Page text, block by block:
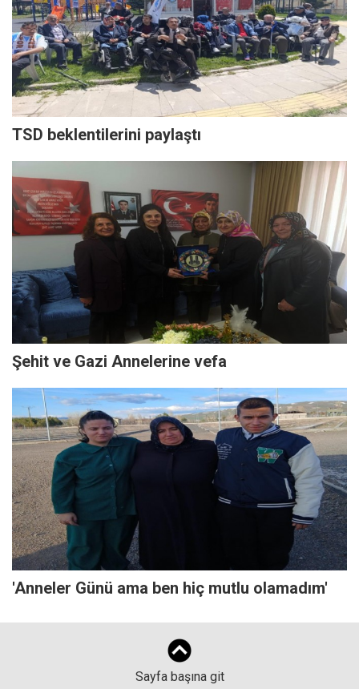
TSD beklentilerini paylaştı
Şehit ve Gazi Annelerine vefa
'Anneler Günü ama ben hiç mutlu olamadım'
Sayfa başına git